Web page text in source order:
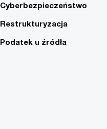
Cyberbezpieczeństwo
Restrukturyzacja
Podatek u źródła